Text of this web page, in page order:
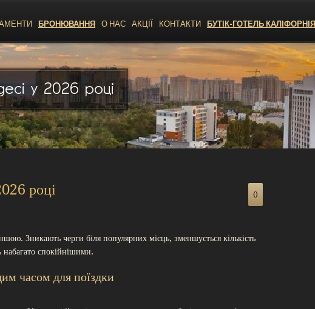
БРОНЮВАННЯ О НАС АКЦІЇ КОНТАКТИ БУТІК-ГОТЕЛЬ КАЛІФОРНІЯ
у 2026 році
році 0
Зникають черги біля популярних місць, зменшується кількість
набагато спокійнішими.
часом для поїздки